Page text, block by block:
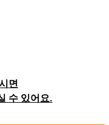
면
수 있어요.